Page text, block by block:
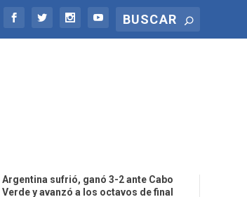
Argentina sufrió, ganó 3-2 ante Cabo
Verde y avanzó a los octavos de final